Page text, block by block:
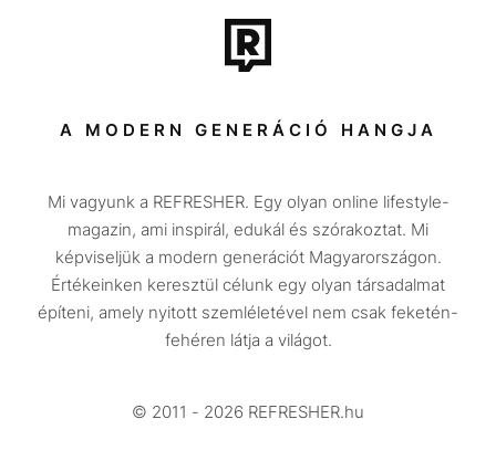
Tech-Tudomány
Sport
Társadalom
Utazás
Életmód
Design
Beszélgetések
Videó
A MODERN GENERÁCIÓ HANGJA
Mi vagyunk a REFRESHER. Egy olyan online lifestyle-
magazin, ami inspirál, edukál és szórakoztat. Mi
képviseljük a modern generációt Magyarországon.
Értékeinken keresztül célunk egy olyan társadalmat
építeni, amely nyitott szemléletével nem csak feketén-
fehéren látja a világot.
© 2011 - 2026 REFRESHER.hu